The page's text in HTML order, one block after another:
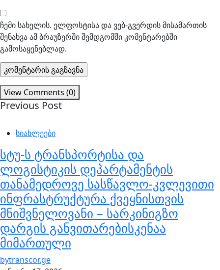
ჩემი სახელის. ელფოსტისა და ვებ-გვერდის მისამართის
შენახვა ამ ბრაუზერში შემდგომში კომენტარებში
გამოსაყენებლად.
View Comments (0)
Previous Post
სიახლეები
სტუ-ს ტრანსპორტისა და
ლოგისტიკის დეპარტამენტის
თანამედროვე სასწავლო-კვლევითი
ინფრასტრუქტურა ქვეყნისთვის
მნიშვნელოვანი – სარკინიგზო
დარგის განვითარებისკენაა
მიმართული
bytranscor.ge